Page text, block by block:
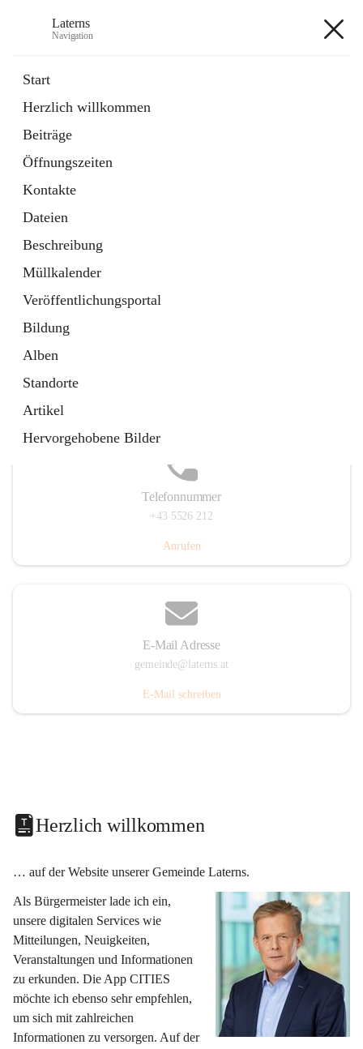
Laterns
Navigation
Start
Herzlich willkommen
Beiträge
Öffnungszeiten
Kontakte
Dateien
Beschreibung
Müllkalender
Veröffentlichungsportal
Bildung
Alben
Standorte
Artikel
Hervorgehobene Bilder
11 Schnellzugriffe
Soziales
1 Schnellzugriff
Telefonnummer
+43 5526 212
Anrufen
E-Mail Adresse
gemeinde@laterns.at
E-Mail schreiben
Herzlich willkommen
… auf der Website unserer Gemeinde Laterns.
Als Bürgermeister lade ich ein,
unsere digitalen Services wie
Mitteilungen, Neuigkeiten,
Veranstaltungen und Informationen
zu erkunden. Die App CITIES
möchte ich ebenso sehr empfehlen,
um sich mit zahlreichen
Informationen zu versorgen. Auf der